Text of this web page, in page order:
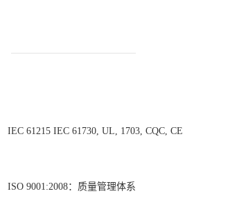
IEC 61215 IEC 61730, UL, 1703, CQC, CE
ISO 9001:2008：质量管理体系